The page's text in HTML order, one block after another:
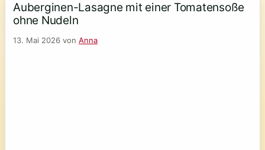
Auberginen-Lasagne mit einer Tomatensoße
ohne Nudeln
13. Mai 2026 von Anna